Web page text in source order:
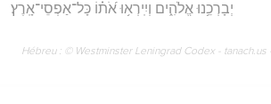
יְבָרְכֵ֥נוּ אֱלֹהִ֑ים וְיִֽירְא֥וּ אֹ֝ת֗וֹ כָּל־אַפְסֵי־אָֽרֶץ׃
Hébreu : © Westminster Leningrad Codex -